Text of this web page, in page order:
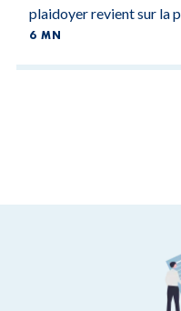
plaidoyer revient sur la
6 MN